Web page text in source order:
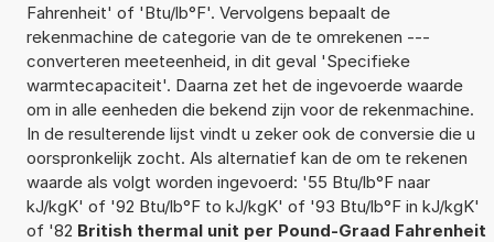
Fahrenheit' of 'Btu/lb°F'. Vervolgens bepaalt de
rekenmachine de categorie van de te omrekenen ---
converteren meeteenheid, in dit geval 'Specifieke
warmtecapaciteit'. Daarna zet het de ingevoerde waarde
om in alle eenheden die bekend zijn voor de rekenmachine.
In de resulterende lijst vindt u zeker ook de conversie die u
oorspronkelijk zocht. Als alternatief kan de om te rekenen
waarde als volgt worden ingevoerd: '55 Btu/lb°F naar
kJ/kgK' of '92 Btu/lb°F to kJ/kgK' of '93 Btu/lb°F in kJ/kgK'
of '82 British thermal unit per Pound-Graad Fahrenheit